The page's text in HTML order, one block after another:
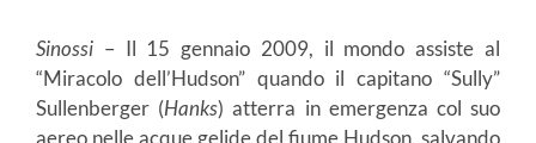
Sinossi – Il 15 gennaio 2009, il mondo assiste al
“Miracolo dell’Hudson” quando il capitano “Sully”
Sullenberger (Hanks) atterra in emergenza col suo
aereo nelle acque gelide del fiume Hudson, salvando